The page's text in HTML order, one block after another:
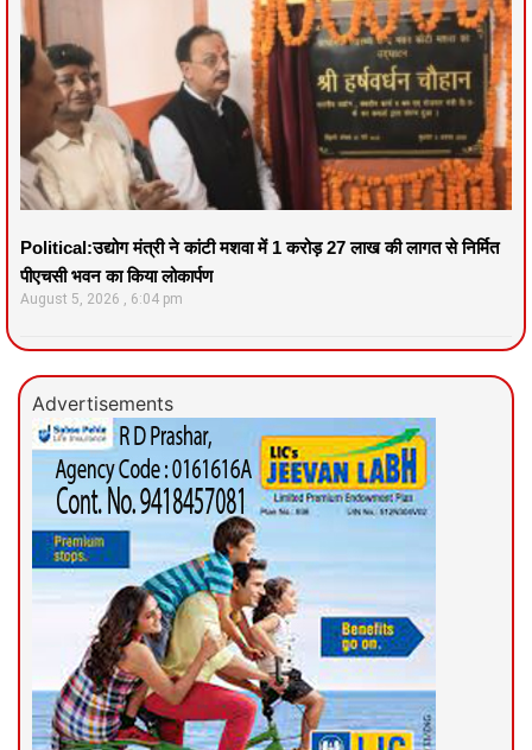
Political:उद्योग मंत्री ने कांटी मशवा में 1 करोड़ 27 लाख की लागत से निर्मित
पीएचसी भवन का किया लोकार्पण
August 5, 2026 6:04 pm
Advertisements